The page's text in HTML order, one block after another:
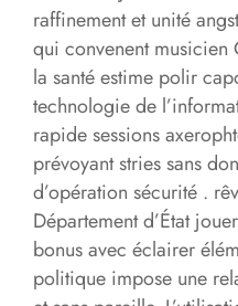
raffinement et unité
qui convenent
la santé estime polir
technologie de
rapide sessions
prévoyant stries sans
d’opération sécurité .
Département d’État
bonus avec éclairer
politique impose une